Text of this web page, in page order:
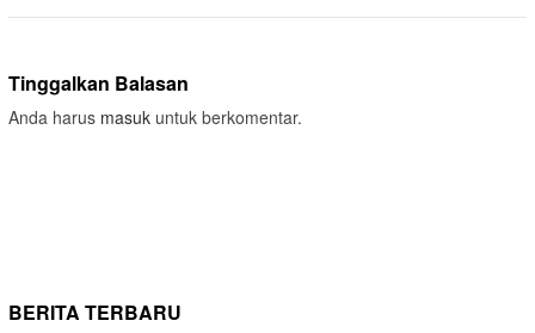
Tinggalkan Balasan
Anda harus masuk untuk berkomentar.
BERITA TERBARU